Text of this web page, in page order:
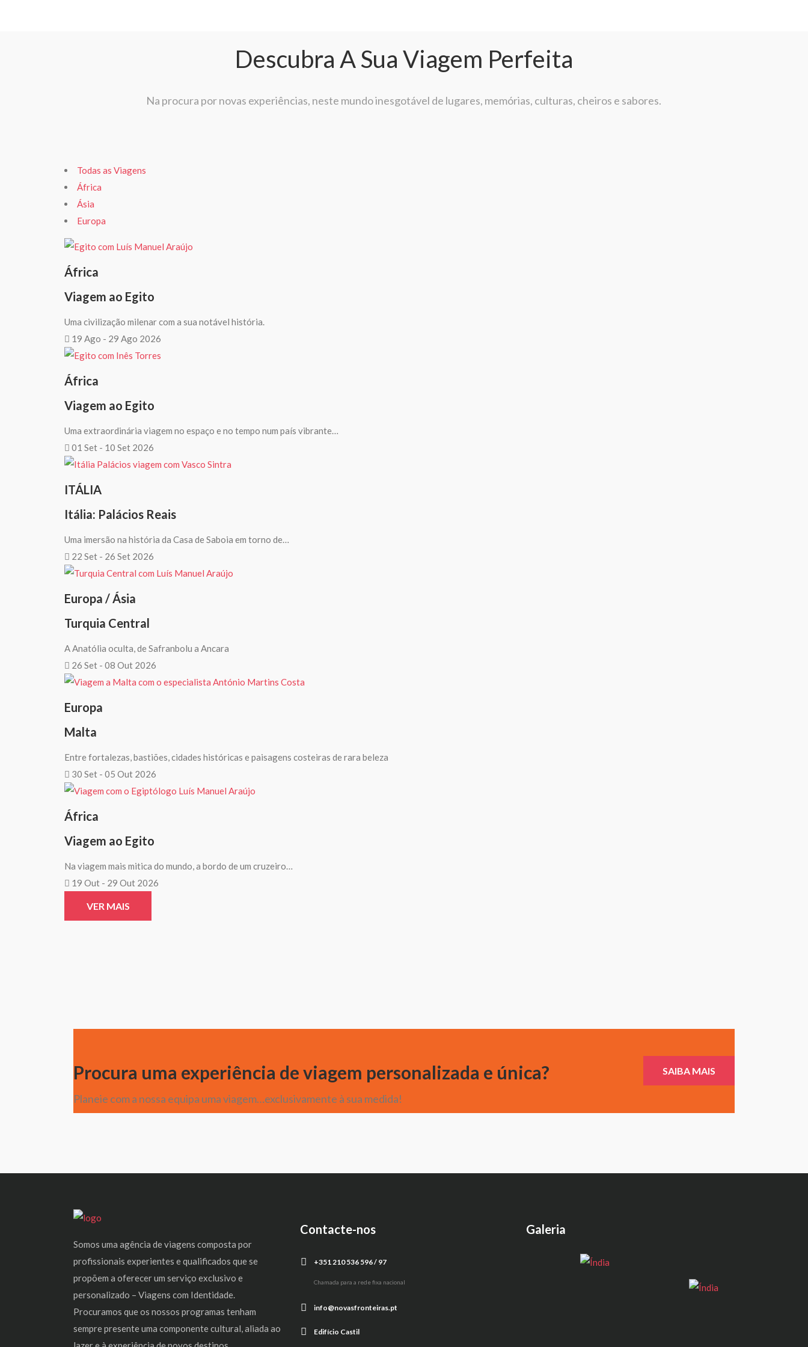
Descubra A Sua Viagem Perfeita
Na procura por novas experiências, neste mundo inesgotável de lugares, memórias, culturas, cheiros e sabores.
Todas as Viagens
África
Ásia
Europa
África
Viagem ao Egito
Uma civilização milenar com a sua notável história.
19 Ago - 29 Ago 2026
África
Viagem ao Egito
Uma extraordinária viagem no espaço e no tempo num país vibrante…
01 Set - 10 Set 2026
ITÁLIA
Itália: Palácios Reais
Uma imersão na história da Casa de Saboia em torno de…
22 Set - 26 Set 2026
Europa / Ásia
Turquia Central
A Anatólia oculta, de Safranbolu a Ancara
26 Set - 08 Out 2026
Europa
Malta
Entre fortalezas, bastiões, cidades históricas e paisagens costeiras de rara beleza
30 Set - 05 Out 2026
África
Viagem ao Egito
Na viagem mais mitica do mundo, a bordo de um cruzeiro…
19 Out - 29 Out 2026
VER MAIS
Procura uma experiência de viagem personalizada e única?
Planeie com a nossa equipa uma viagem…exclusivamente à sua medida!
SAIBA MAIS
Somos uma agência de viagens composta por
profissionais experientes e qualificados que se
propõem a oferecer um serviço exclusivo e
personalizado – Viagens com Identidade.
Procuramos que os nossos programas tenham
sempre presente uma componente cultural, aliada ao
Contacte-nos
+351 210 536 596 / 97
Chamada para a rede fixa nacional
info@novasfronteiras.pt
Edifício Castil
Galeria